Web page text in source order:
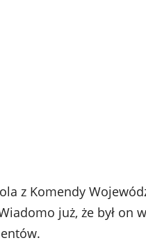
z Komendy
już, że był on